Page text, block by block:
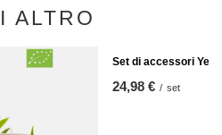
ALTRO
Set di accessori
24,98 € / set